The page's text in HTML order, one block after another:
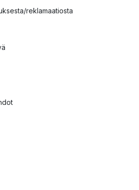
reklamaatiosta